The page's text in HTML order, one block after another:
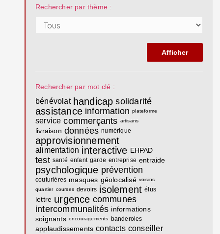
Rechercher par thème :
Rechercher par mot clé :
bénévolat handicap solidarité
assistance information plateforme
service commerçants artisans
livraison données numérique
approvisionnement
alimentation interactive EHPAD
test santé enfant garde entreprise entraide
psychologique prévention
couturières masques géolocalisé voisins
quartier courses devoirs isolement élus
lettre urgence communes
intercommunalités informations
soignants encouragements banderoles
applaudissements contacts conseiller